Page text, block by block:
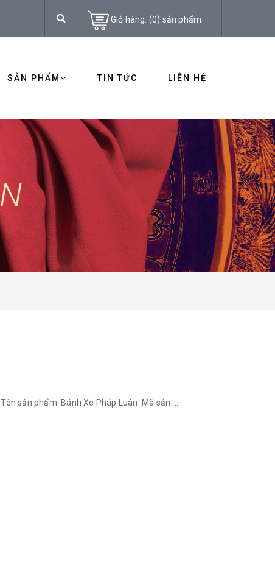
Giỏ hàng: (0) sản phẩm
SẢN PHẨM TIN TỨC LIÊN HỆ
sản phẩm :Bánh Xe Pháp Luân Mã sản ...